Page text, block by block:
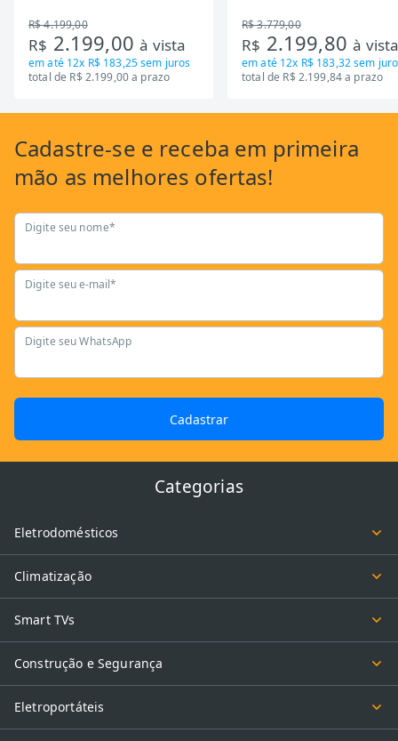
R$ 4.199,00
R$ 2.199,00à vista
em até 12x R$ 183,25sem juros
total de R$ 2.199,00 a prazo
R$ 3.779,00
R$ 2.199,80à
em até 12x R$ 183,32sem
total de R$ 2.199,84 a prazo
Cadastre-se e receba em primeira
mão as melhores ofertas!
Digite seu nome*
Digite seu e-mail*
Digite seu WhatsApp
Cadastrar
Categorias
Eletrodomésticos
Climatização
Smart TVs
Construção e Segurança
Eletroportáteis